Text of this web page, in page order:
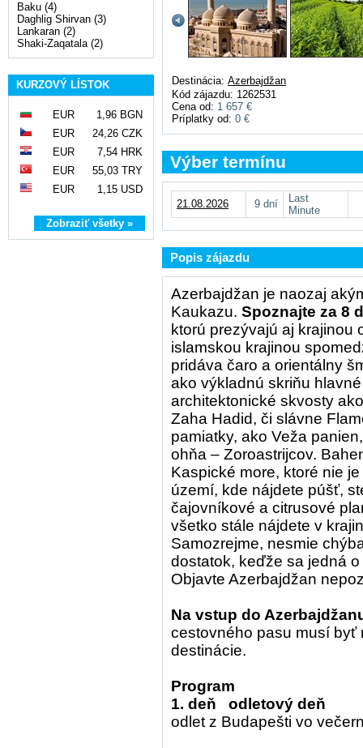
Baku (4)
Daghlig Shirvan (3)
Lankaran (2)
Shaki-Zaqatala (2)
KURZOVÝ LÍSTOK
EUR
1,96 BGN
EUR
24,26 CZK
EUR
7,54 HRK
EUR
55,03 TRY
EUR
1,15 USD
Zobraziť všetky »
Destinácia: Azerbajdžan
Kód zájazdu: 1262531
Cena od: 1 657 €
Príplatky od: 0 €
Výber termínu
21.08.2026 9 dní
Last
Minute
Popis zájazdu
Azerbajdžan je naozaj
Kaukazu. Spoznajte za 8
ktorú prezývajú aj krajinou
islamskou krajinou
pridáva čaro a orientálny
ako výkladnú skriňu
architektonické skvosty
Zaha Hadid, či slávne
pamiatky, ako Veža
ohňa – Zoroastrijcov.
Kaspické more, ktoré nie
území, kde nájdete púšť,
čajovníkové a citrusové
všetko stále nájdete v
Samozrejme, nesmie
dostatok, keďže sa jedná
Objavte Azerbajdžan
Na vstup do
cestovného pasu musí byť
destinácie.
Program
1. deň odletový deň
odlet z Budapešti vo